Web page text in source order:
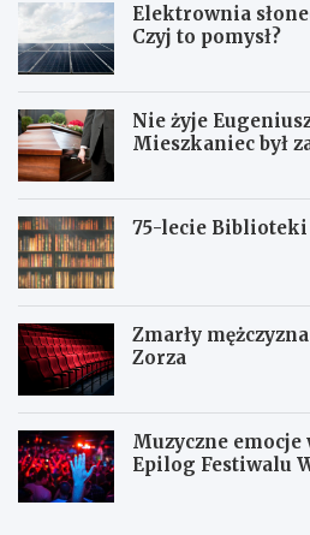
Elektrownia
Czyj to pomysł?
Nie żyje
Mieszkaniec był
75-lecie
Zmarły
Zorza
Muzyczne emocje
Epilog Festiwalu
Z
W
W